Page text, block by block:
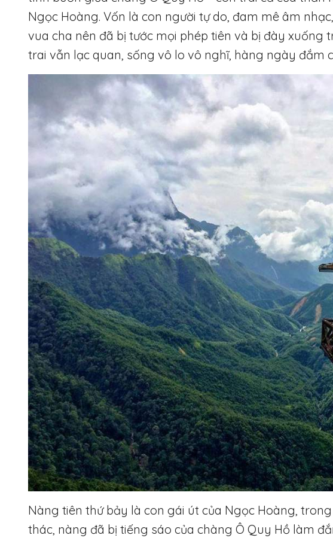
Ngọc Hoàng. Vốn là con người tự do, đam mê âm
vua cha nên đã bị tước mọi phép tiên và bị đày xuống
trai vẫn lạc quan, sống vô lo vô nghĩ, hàng ngày đắm
Nàng tiên thứ bảy là con gái út của Ngọc Hoàng,
thác, nàng đã bị tiếng sáo của chàng Ô Quy Hồ làm